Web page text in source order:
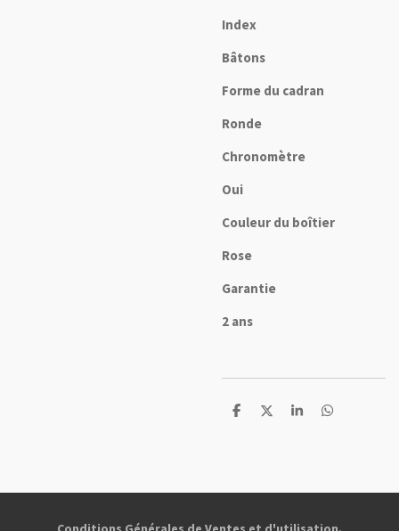
Index
Bâtons
Forme du cadran
Ronde
Chronomètre
Oui
Couleur du boîtier
Rose
Garantie
2 ans
P
e
P
e
P
e
P
e